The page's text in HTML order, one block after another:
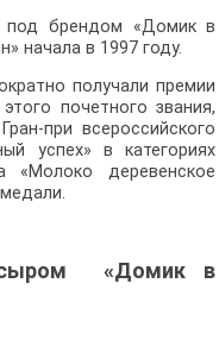
под брендом «Домик в
начала в 1997 году.
получали премии
почетного звания,
при всероссийского
успех» в категориях
«Молоко деревенское
«Домик в